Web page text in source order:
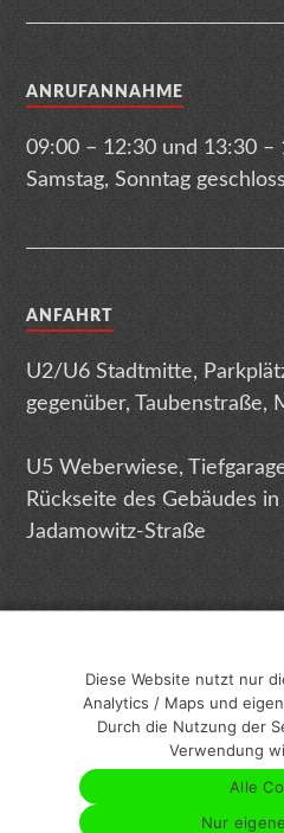
ANRUFANNAHME
09:00 – 12:30 und 13:30 –
Samstag, Sonntag
ANFAHRT
U2/U6 Stadtmitte,
gegenüber, Taubenstraße,
U5 Weberwiese,
Rückseite des Gebäudes
Jadamowitz-Straße
Impressum
Diese Website nutzt nur
Analytics / Maps und
Durch die Nutzung der
Verwendung
Alle
Nur